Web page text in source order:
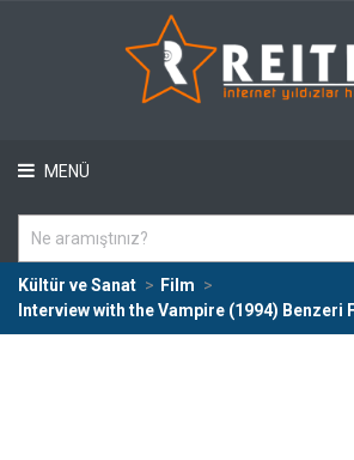
MENÜ
Kültür ve Sanat
Film
Interview with the Vampire (1994) Benzeri